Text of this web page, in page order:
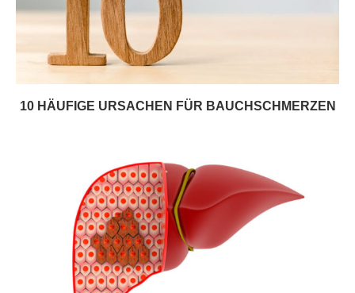
10 HÄUFIGE URSACHEN FÜR BAUCHSCHMERZEN